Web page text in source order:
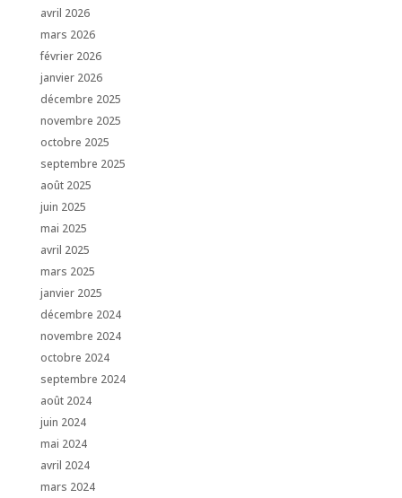
avril 2026
mars 2026
février 2026
janvier 2026
décembre 2025
novembre 2025
octobre 2025
septembre 2025
août 2025
juin 2025
mai 2025
avril 2025
mars 2025
janvier 2025
décembre 2024
novembre 2024
octobre 2024
septembre 2024
août 2024
juin 2024
mai 2024
avril 2024
mars 2024